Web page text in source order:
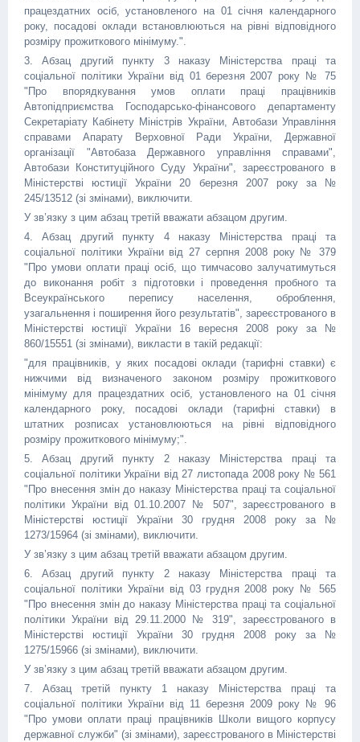
працездатних осіб, установленого на 01 січня календарного
року, посадові оклади встановлюються на рівні відповідного
розміру прожиткового мінімуму.".
3. Абзац другий пункту 3 наказу Міністерства праці та
соціальної політики України від 01 березня 2007 року № 75
"Про впорядкування умов оплати праці працівників
Автопідприємства Господарсько-фінансового департаменту
Секретаріату Кабінету Міністрів України, Автобази Управління
справами Апарату Верховної Ради України, Державної
організації "Автобаза Державного управління справами",
Автобази Конституційного Суду України", зареєстрованого в
Міністерстві юстиції України 20 березня 2007 року за №
245/13512 (зі змінами), виключити.
У зв’язку з цим абзац третій вважати абзацом другим.
4. Абзац другий пункту 4 наказу Міністерства праці та
соціальної політики України від 27 серпня 2008 року № 379
"Про умови оплати праці осіб, що тимчасово залучатимуться
до виконання робіт з підготовки і проведення пробного та
Всеукраїнського перепису населення, оброблення,
узагальнення і поширення його результатів", зареєстрованого в
Міністерстві юстиції України 16 вересня 2008 року за №
860/15551 (зі змінами), викласти в такій редакції:
"для працівників, у яких посадові оклади (тарифні ставки) є
нижчими від визначеного законом розміру прожиткового
мінімуму для працездатних осіб, установленого на 01 січня
календарного року, посадові оклади (тарифні ставки) в
штатних розписах установлюються на рівні відповідного
розміру прожиткового мінімуму;".
5. Абзац другий пункту 2 наказу Міністерства праці та
соціальної політики України від 27 листопада 2008 року № 561
"Про внесення змін до наказу Міністерства праці та соціальної
політики України від 01.10.2007 № 507", зареєстрованого в
Міністерстві юстиції України 30 грудня 2008 року за №
1273/15964 (зі змінами), виключити.
У зв’язку з цим абзац третій вважати абзацом другим.
6. Абзац другий пункту 2 наказу Міністерства праці та
соціальної політики України від 03 грудня 2008 року № 565
"Про внесення змін до наказу Міністерства праці та соціальної
політики України від 29.11.2000 № 319", зареєстрованого в
Міністерстві юстиції України 30 грудня 2008 року за №
1275/15966 (зі змінами), виключити.
У зв’язку з цим абзац третій вважати абзацом другим.
7. Абзац третій пункту 1 наказу Міністерства праці та
соціальної політики України від 11 березня 2009 року № 96
"Про умови оплати праці працівників Школи вищого корпусу
державної служби" (зі змінами), зареєстрованого в Міністерстві